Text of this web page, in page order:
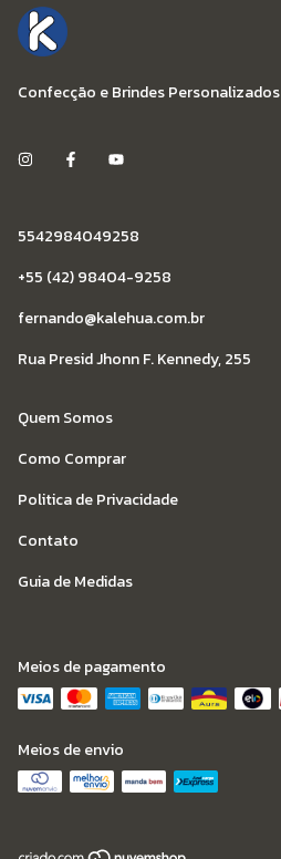
Confecção e Brindes Personalizados
5542984049258
+55 (42) 98404-9258
fernando@kalehua.com.br
Rua Presid Jhonn F. Kennedy, 255
Quem Somos
Como Comprar
Politica de Privacidade
Contato
Guia de Medidas
Meios de pagamento
Meios de envio